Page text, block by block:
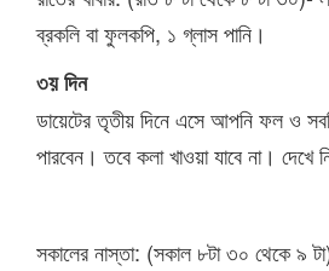
ব্রকলি বা ফুলকপি, ১ গ্লাস পানি।
৩য় দিন
ডায়েটের তৃতীয় দিনে এসে আপনি ফল ও
পারবেন। তবে কলা খাওয়া যাবে না। দেখে
সকালের নাস্তা: (সকাল ৮টা ৩০ থেকে ৯